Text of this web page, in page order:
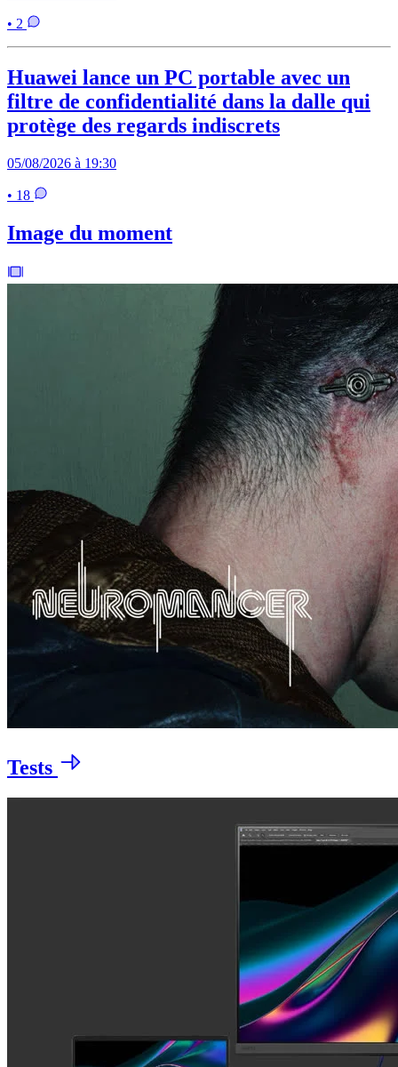
• 2
Huawei lance un PC portable avec un
filtre de confidentialité dans la dalle qui
protège des regards indiscrets
05/08/2026 à 19:30
• 18
Image du moment
Tests